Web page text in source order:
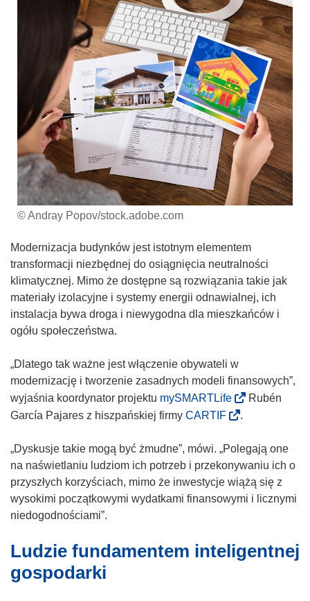
© Andray Popov/stock.adobe.com
Modernizacja budynków jest istotnym elementem
transformacji niezbędnej do osiągnięcia neutralności
klimatycznej. Mimo że dostępne są rozwiązania takie jak
materiały izolacyjne i systemy energii odnawialnej, ich
instalacja bywa droga i niewygodna dla mieszkańców i
ogółu społeczeństwa.
„Dlatego tak ważne jest włączenie obywateli w
modernizację i tworzenie zasadnych modeli finansowych”,
wyjaśnia koordynator projektu mySMARTLife(
o
n
o
ś
n
o
Rubén
García Pajares z hiszpańskiej firmy CARTIF(
d
n
o
ś
k
.
„Dyskusje takie mogą być żmudne”, mówi. „Polegają one
na naświetlaniu ludziom ich potrzeb i przekonywaniu ich o
przyszłych korzyściach, mimo że inwestycje wiążą się z
wysokimi początkowymi wydatkami finansowymi i licznymi
niedogodnościami”.
Ludzie fundamentem inteligentnej
gospodarki